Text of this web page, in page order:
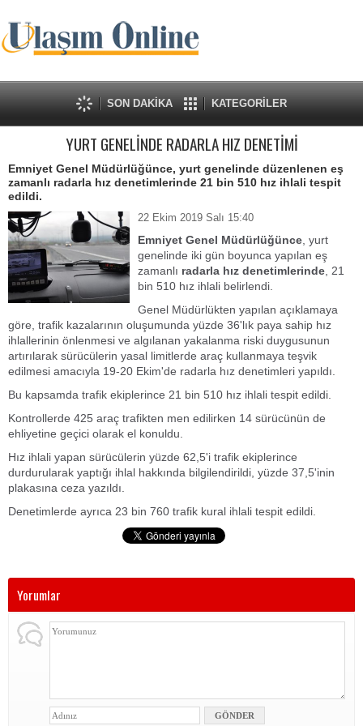
SON DAKİKA KATEGORİLER
YURT GENELİNDE RADARLA HIZ DENETİMİ
Emniyet Genel Müdürlüğünce, yurt genelinde düzenlenen eş
zamanlı radarla hız denetimlerinde 21 bin 510 hız ihlali tespit
edildi.
22 Ekim 2019 Salı 15:40
Emniyet Genel Müdürlüğünce , yurt
genelinde iki gün boyunca yapılan eş
zamanlı radarla hız denetimlerinde , 21
bin 510 hız ihlali belirlendi.
Genel Müdürlükten yapılan açıklamaya
göre, trafik kazalarının oluşumunda yüzde 36'lık paya sahip hız
ihlallerinin önlenmesi ve algılanan yakalanma riski duygusunun
artırılarak sürücülerin yasal limitlerde araç kullanmaya teşvik
edilmesi amacıyla 19-20 Ekim'de radarla hız denetimleri yapıldı.
Bu kapsamda trafik ekiplerince 21 bin 510 hız ihlali tespit edildi.
Kontrollerde 425 araç trafikten men edilirken 14 sürücünün de
ehliyetine geçici olarak el konuldu.
Hız ihlali yapan sürücülerin yüzde 62,5'i trafik ekiplerince
durdurularak yaptığı ihlal hakkında bilgilendirildi, yüzde 37,5'inin
plakasına ceza yazıldı.
Denetimlerde ayrıca 23 bin 760 trafik kural ihlali tespit edildi.
Yorumlar